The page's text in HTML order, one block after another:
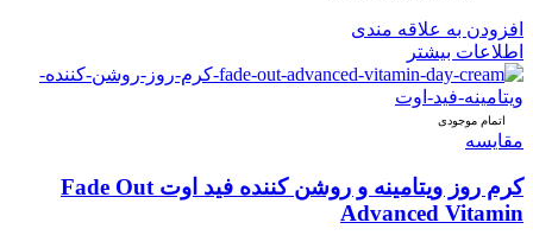
افزودن به علاقه مندی
اطلاعات بیشتر
اتمام موجودی
مقایسه
کرم روز ویتامینه و روشن کننده فید اوت Fade Out
Advanced Vitamin